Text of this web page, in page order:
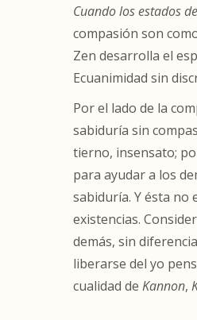
Cuando los estados
compasión son
Zen desarrolla el
Ecuanimidad sin
Por el lado de la
sabiduría sin
tierno, insensato;
para ayudar a los
sabiduría. Y ésta no
existencias.
demás, sin
liberarse del yo
cualidad de Kannon,